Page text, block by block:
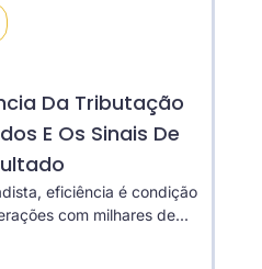
Da Tributação
E Os Sinais De
eficiência é condição
com milhares de...